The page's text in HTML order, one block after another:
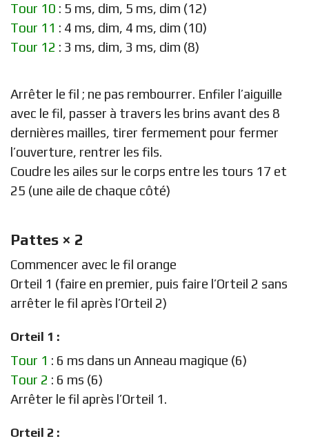
Tour 10 : 5 ms, dim, 5 ms, dim (12)
Tour 11 : 4 ms, dim, 4 ms, dim (10)
Tour 12 : 3 ms, dim, 3 ms, dim (8)
Arrêter le fil ; ne pas rembourrer. Enfiler l’aiguille
avec le fil, passer à travers les brins avant des 8
dernières mailles, tirer fermement pour fermer
l’ouverture, rentrer les fils.
Coudre les ailes sur le corps entre les tours 17 et
25 (une aile de chaque côté)
Pattes × 2
Commencer avec le fil orange
Orteil 1 (faire en premier, puis faire l’Orteil 2 sans
arrêter le fil après l’Orteil 2)
Orteil 1 :
Tour 1 : 6 ms dans un Anneau magique (6)
Tour 2 : 6 ms (6)
Arrêter le fil après l’Orteil 1.
Orteil 2 :